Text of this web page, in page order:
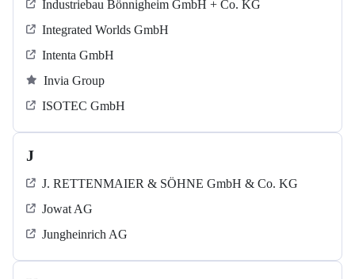
Industriebau Bönnigheim GmbH + Co. KG
Integrated Worlds GmbH
Intenta GmbH
Invia Group
ISOTEC GmbH
J
J. RETTENMAIER & SÖHNE GmbH & Co. KG
Jowat AG
Jungheinrich AG